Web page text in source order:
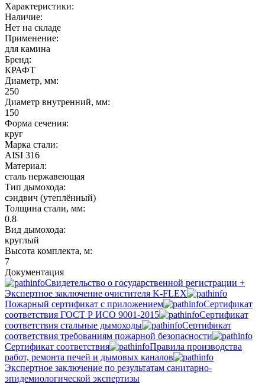
Характеристики:
Наличие:
Нет на складе
Применение:
для камина
Бренд:
КРАФТ
Диаметр, мм:
250
Диаметр внутренний, мм:
150
Форма сечения:
круг
Марка стали:
AISI 316
Материал:
сталь нержавеющая
Тип дымохода:
сэндвич (утеплённый)
Толщина стали, мм:
0.8
Вид дымохода:
круглый
Высота комплекта, м:
7
Документация
Свидетельство о государственной регистрации +
Экспертное заключение очистителя K-FLEX
Пожарный сертификат с приложением
Сертификат
соответствия ГОСТ Р ИСО 9001-2015
Сертификат
соответствия стальные дымоходы
Сертификат
соответствия требованиям пожарной безопасности
Сертификат соответствия
Правила производства
работ, ремонта печей и дымовых каналов
Экспертное заключение по результатам санитарно-
эпидемиологической экспертизы